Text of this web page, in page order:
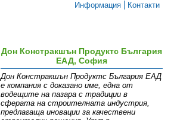
Информация
Контакти
Дон Констракшън Продуктс България
ЕАД, София
Дон Констракшън Продуктс България ЕАД
е компания с доказано име, една от
водещите на пазара с традиции в
сферата на строителната индустрия,
предлагаща иновации за качествени